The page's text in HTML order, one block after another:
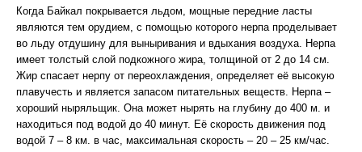
Когда Байкал покрывается льдом, мощные передние ласты
являются тем орудием, с помощью которого нерпа проделывает
во льду отдушину для выныривания и вдыхания воздуха. Нерпа
имеет толстый слой подкожного жира, толщиной от 2 до 14 см.
Жир спасает нерпу от переохлаждения, определяет её высокую
плавучесть и является запасом питательных веществ. Нерпа –
хороший ныряльщик. Она может нырять на глубину до 400 м. и
находиться под водой до 40 минут. Её скорость движения под
водой 7 – 8 км. в час, максимальная скорость – 20 – 25 км/час.